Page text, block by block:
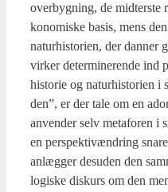
over­byg­ning, de mid­ter­ste
ko­no­mi­ske basis, mens
natur­hi­sto­ri­en, der dan­ner
vir­ker deter­mi­ne­ren­de ind
histo­rie og natur­hi­sto­ri­en i
den”, er der tale om en
anven­der selv meta­for­en i
en per­spek­tivæn­dring
anlæg­ger des­u­den den
lo­gi­ske dis­kurs om den